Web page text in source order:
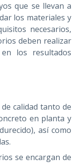
que se llevan a
los materiales y
necesarios,
deben realizar
los resultados
calidad tanto de
en planta y
así como
se encargan de